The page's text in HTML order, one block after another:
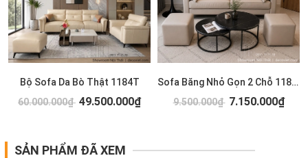
Bộ Sofa Da Bò Thật 1184T
60.000.000₫ 49.500.000₫
Sofa Băng Nhỏ Gọn 2 Chỗ 1183T
9.500.000₫ 7.150.000₫
SẢN PHẨM ĐÃ XEM